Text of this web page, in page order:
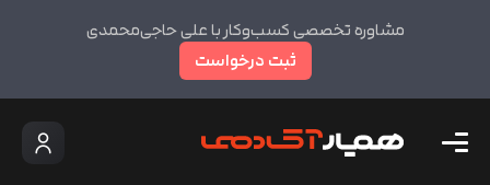
مشاوره تخصصی کسب‌وکار با علی حاجی‌محمدی
ثبت درخواست